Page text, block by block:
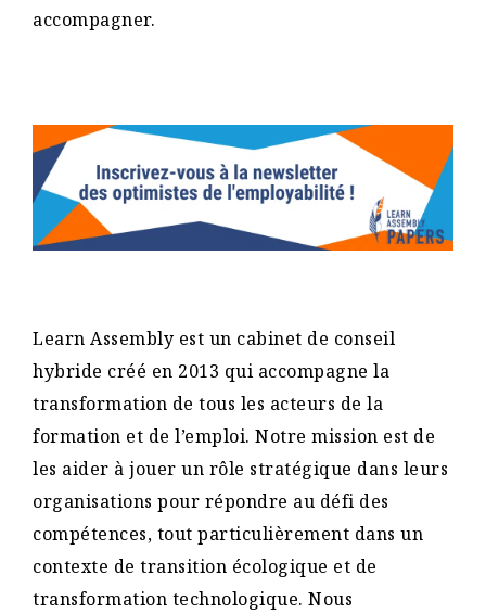
accompagner.
Learn Assembly est un cabinet de conseil
hybride créé en 2013 qui accompagne la
transformation de tous les acteurs de la
formation et de l’emploi. Notre mission est de
les aider à jouer un rôle stratégique dans leurs
organisations pour répondre au défi des
compétences, tout particulièrement dans un
contexte de transition écologique et de
transformation technologique. Nous